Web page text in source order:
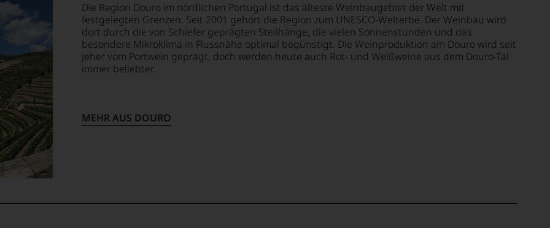
Die Region Douro im nördlichen Portugal ist das älteste Weinbaugebiet der Welt mit
festgelegten Grenzen. Seit 2001 gehört die Region zum UNESCO-Welterbe. Der Weinbau wird
dort durch die von Schiefer geprägten Steilhänge, die vielen Sonnenstunden und das
besondere Mikroklima in Flussnähe optimal begünstigt. Die Weinproduktion am Douro wird seit
jeher vom Portwein geprägt, doch werden heute auch Rot- und Weißweine aus dem Douro-Tal
immer beliebter.
MEHR AUS DOURO